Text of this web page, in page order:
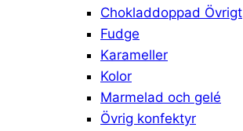
Chokladdoppad Övrigt
Fudge
Karameller
Kolor
Marmelad och gelé
Övrig konfektyr